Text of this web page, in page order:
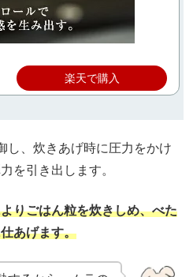
楽天で購入
し、炊きあげ時に圧力をかけ
を引き出します。
りごはん粒を炊きしめ、べた
あげます。